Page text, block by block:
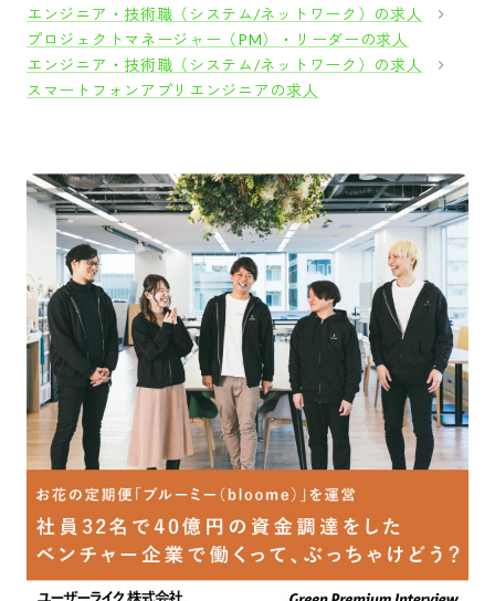
エンジニア・技術職（システム/ネットワーク）の求人
プロジェクトマネージャー（PM）・リーダーの求人
エンジニア・技術職（システム/ネットワーク）の求人
スマートフォンアプリエンジニアの求人